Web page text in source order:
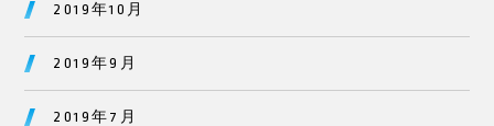
2019年10月
2019年9月
2019年7月